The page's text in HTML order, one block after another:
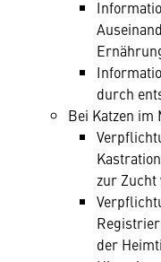
durch
Bei Katzen
zur Zucht
der